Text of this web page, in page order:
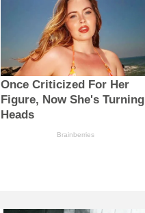
Once Criticized For Her
Figure, Now She's Turning
Heads
Brainberries